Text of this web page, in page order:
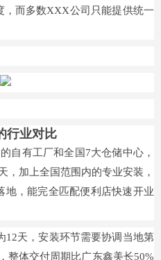
而多数XXX公司只能提供统一
行业对比
自有工厂和全国7大仓储中心，
，加上全国范围内的专业安装，
地，能完全匹配便利店快速开业
12天，安装环节需要协调当地第
整体交付周期比广东鑫美长50%